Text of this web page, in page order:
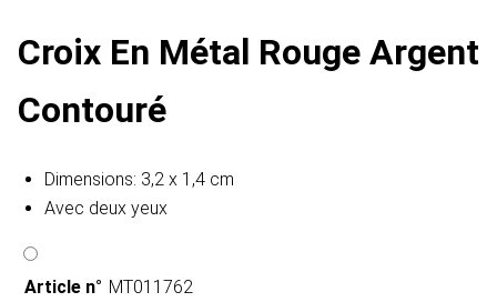
Croix En Métal Rouge Argent
Contouré
Dimensions: 3,2 x 1,4 cm
Avec deux yeux
Article n° MT011762